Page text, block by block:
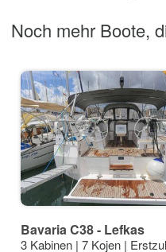
Noch mehr Boote,
Bavaria C38 - Lefkas
3 Kabinen | 7 Kojen |